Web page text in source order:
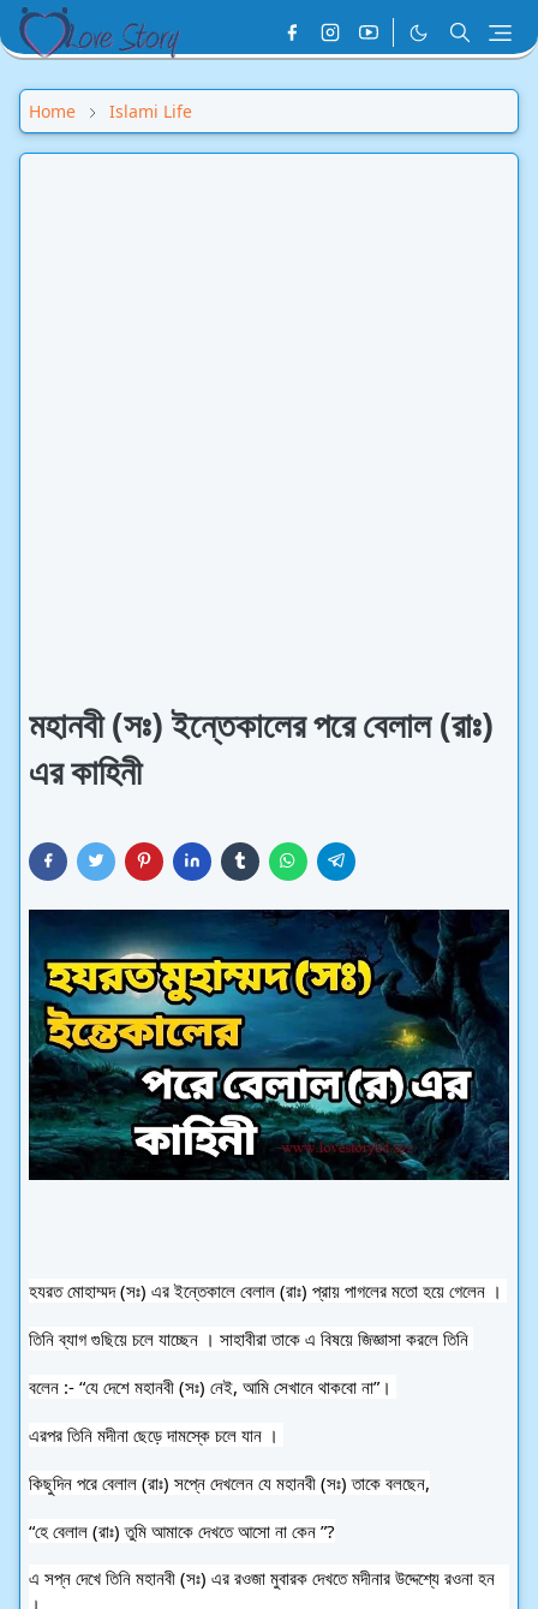
Home Islami Life
মহানবী (সঃ) ইন্তেকালের পরে বেলাল (রাঃ)
এর কাহিনী
হযরত মোহাম্মদ (সঃ) এর ইন্তেকালে বেলাল (রাঃ) প্রায় পাগলের মতো হয়ে গেলেন ।
তিনি ব্যাগ গুছিয়ে চলে যাচ্ছেন । সাহাবীরা তাকে এ বিষয়ে জিজ্ঞাসা করলে তিনি
বলেন :- “যে দেশে মহানবী (সঃ) নেই, আমি সেখানে থাকবো না”।
এরপর তিনি মদীনা ছেড়ে দামস্কে চলে যান ।
কিছুদিন পরে বেলাল (রাঃ) সপ্নে দেখলেন যে মহানবী (সঃ) তাকে বলছেন,
“হে বেলাল (রাঃ) তুমি আমাকে দেখতে আসো না কেন ”?
এ সপ্ন দেখে তিনি মহানবী (সঃ) এর রওজা মুবারক দেখতে মদীনার উদ্দেশ্যে রওনা হন
।